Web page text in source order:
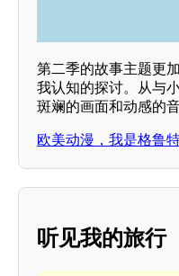
第二季的故事主题更
我认知的探讨。从与
斑斓的画面和动感的
欧美动漫，我是格鲁
听见我的旅行